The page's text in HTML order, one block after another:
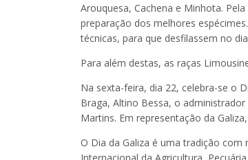
Arouquesa, Cachena e Minhota.
preparação dos melhores
técnicas, para que desfilassem no
Para além destas, as raças
Na sexta-feira, dia 22, celebra-se o
Braga, Altino Bessa, o
Martins. Em representação da
O Dia da Galiza é uma tradição com